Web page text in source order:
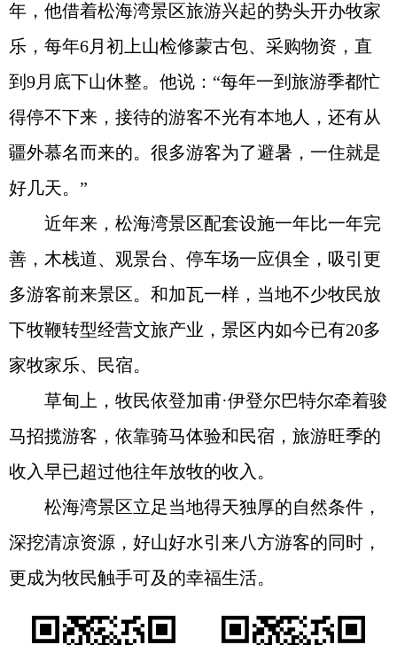
年，他借着松海湾景区旅游兴起的势头开办牧家
乐，每年6月初上山检修蒙古包、采购物资，直
到9月底下山休整。他说：“每年一到旅游季都忙
得停不下来，接待的游客不光有本地人，还有从
疆外慕名而来的。很多游客为了避暑，一住就是
好几天。”
近年来，松海湾景区配套设施一年比一年完
善，木栈道、观景台、停车场一应俱全，吸引更
多游客前来景区。和加瓦一样，当地不少牧民放
下牧鞭转型经营文旅产业，景区内如今已有20多
家牧家乐、民宿。
草甸上，牧民依登加甫·伊登尔巴特尔牵着骏
马招揽游客，依靠骑马体验和民宿，旅游旺季的
收入早已超过他往年放牧的收入。
松海湾景区立足当地得天独厚的自然条件，
深挖清凉资源，好山好水引来八方游客的同时，
更成为牧民触手可及的幸福生活。